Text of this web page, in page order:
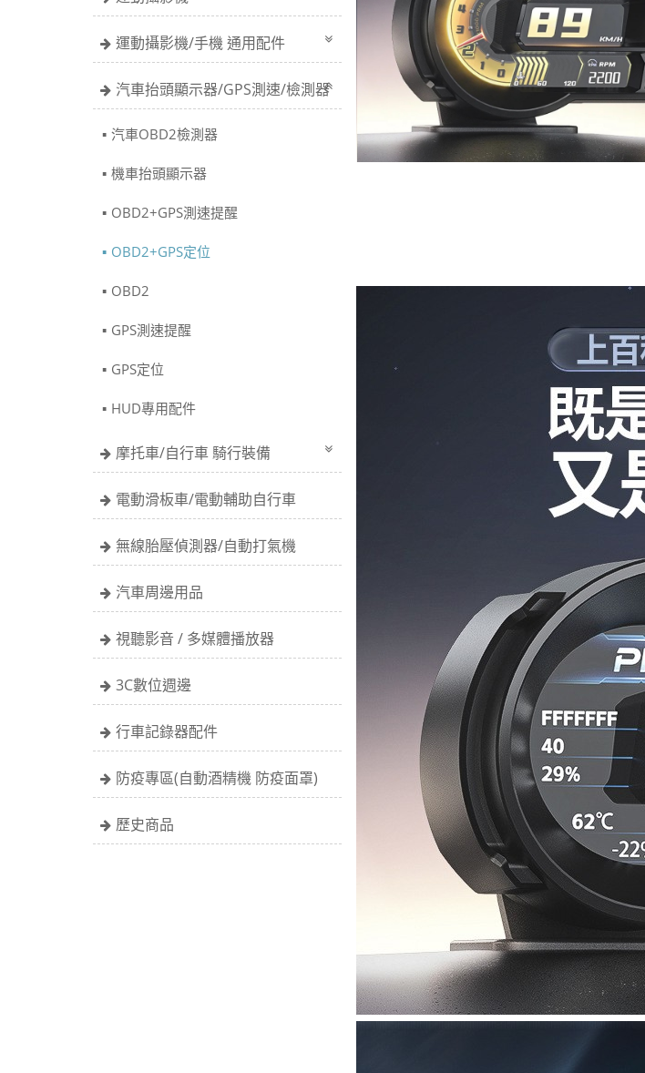
運動攝影機/手機 通用配件
汽車抬頭顯示器/GPS測速/檢測器
汽車OBD2檢測器
機車抬頭顯示器
OBD2+GPS測速提醒
OBD2+GPS定位
OBD2
GPS測速提醒
GPS定位
HUD專用配件
摩托車/自行車 騎行裝備
電動滑板車/電動輔助自行車
無線胎壓偵測器/自動打氣機
汽車周邊用品
視聽影音 / 多媒體播放器
3C數位週邊
行車記錄器配件
防疫專區(自動酒精機 防疫面罩)
歷史商品